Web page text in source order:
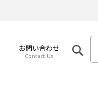
お問い合わせ
Contact Us